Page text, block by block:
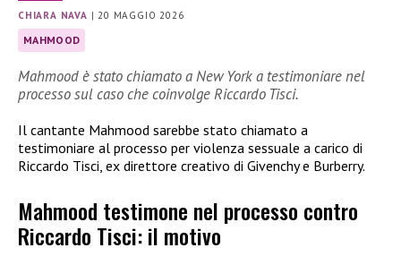
CHIARA NAVA |20 MAGGIO 2026
MAHMOOD
Mahmood è stato chiamato a New York a testimoniare nel
processo sul caso che coinvolge Riccardo Tisci.
Il cantante Mahmood sarebbe stato chiamato a
testimoniare al processo per violenza sessuale a carico di
Riccardo Tisci, ex direttore creativo di Givenchy e Burberry.
Mahmood testimone nel processo contro
Riccardo Tisci: il motivo